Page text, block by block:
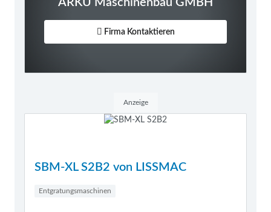
Firma Kontaktieren
Anzeige
SBM-XL S2B2 von LISSMAC
Entgratungsmaschinen